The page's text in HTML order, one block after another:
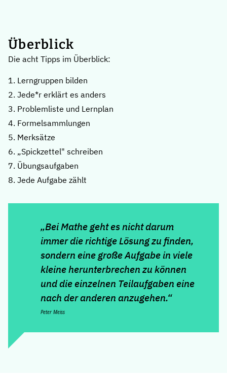
Überblick
Die acht Tipps im Überblick:
1. Lerngruppen bilden
2. Jede*r erklärt es anders
3. Problemliste und Lernplan
4. Formelsammlungen
5. Merksätze
6. „Spickzettel" schreiben
7. Übungsaufgaben
8. Jede Aufgabe zählt
„Bei Mathe geht es nicht darum
immer die richtige Lösung zu finden,
sondern eine große Aufgabe in viele
kleine herunterbrechen zu können
und die einzelnen Teilaufgaben eine
nach der anderen anzugehen.“
Peter Meiss